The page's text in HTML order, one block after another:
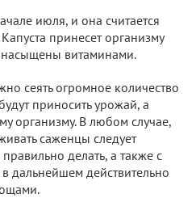
июля, и она считается
принесет организму
витаминами.
сеять огромное количество
приносить урожай, а
организму. В любом случае,
саженцы следует
делать, а также с
дальнейшем действительно